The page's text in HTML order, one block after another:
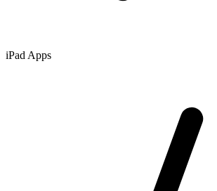
iPad Apps